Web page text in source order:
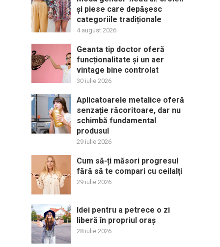
și piese care depășesc
categoriile tradiționale
4 august 2026
Geanta tip doctor oferă
funcționalitate și un aer
vintage bine controlat
30 iulie 2026
Aplicatoarele metalice oferă
senzație răcoritoare, dar nu
schimbă fundamental
produsul
29 iulie 2026
Cum să-ți măsori progresul
fără să te compari cu ceilalți
29 iulie 2026
Idei pentru a petrece o zi
liberă în propriul oraș
28 iulie 2026